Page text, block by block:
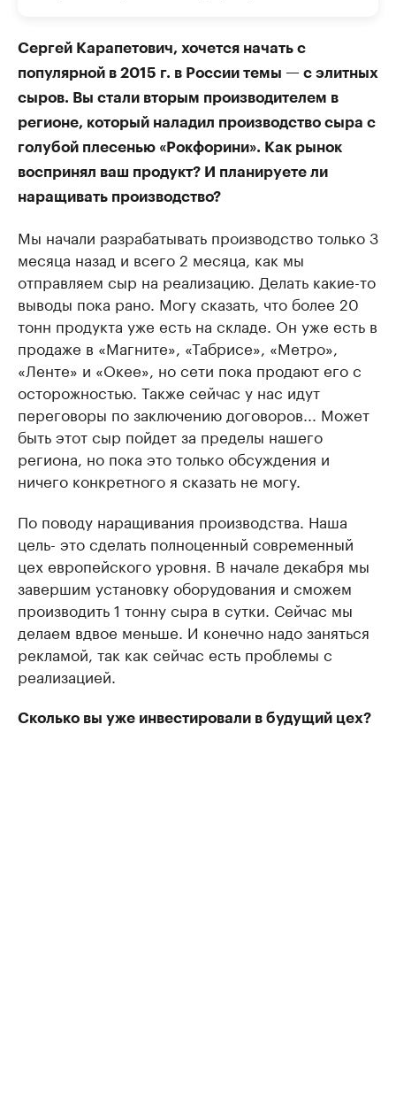
Сергей Карапетович, хочется начать с
популярной в 2015 г. в России темы — с элитных
сыров. Вы стали вторым производителем в
регионе, который наладил производство сыра с
голубой плесенью «Рокфорини». Как рынок
воспринял ваш продукт? И планируете ли
наращивать производство?
Мы начали разрабатывать производство только 3
месяца назад и всего 2 месяца, как мы
отправляем сыр на реализацию. Делать какие-то
выводы пока рано. Могу сказать, что более 20
тонн продукта уже есть на складе. Он уже есть в
продаже в «Магните», «Табрисе», «Метро»,
«Ленте» и «Окее», но сети пока продают его с
осторожностью. Также сейчас у нас идут
переговоры по заключению договоров... Может
быть этот сыр пойдет за пределы нашего
региона, но пока это только обсуждения и
ничего конкретного я сказать не могу.
По поводу наращивания производства. Наша
цель- это сделать полноценный современный
цех европейского уровня. В начале декабря мы
завершим установку оборудования и сможем
производить 1 тонну сыра в сутки. Сейчас мы
делаем вдвое меньше. И конечно надо заняться
рекламой, так как сейчас есть проблемы с
реализацией.
Сколько вы уже инвестировали в будущий цех?